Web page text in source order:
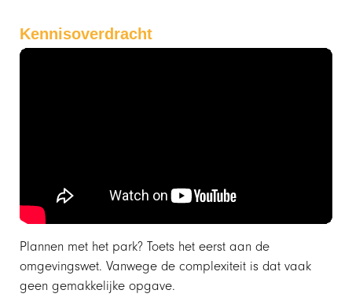
Kennisoverdracht
Plannen met het park? Toets het eerst aan de
omgevingswet. Vanwege de complexiteit is dat vaak
geen gemakkelijke opgave.